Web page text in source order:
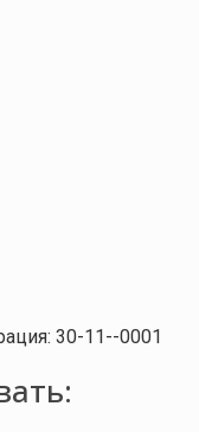
30-11--0001